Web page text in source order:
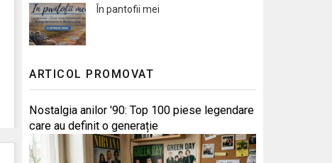
În pantofii mei
ARTICOL PROMOVAT
Nostalgia anilor '90: Top 100 piese legendare
care au definit o generație